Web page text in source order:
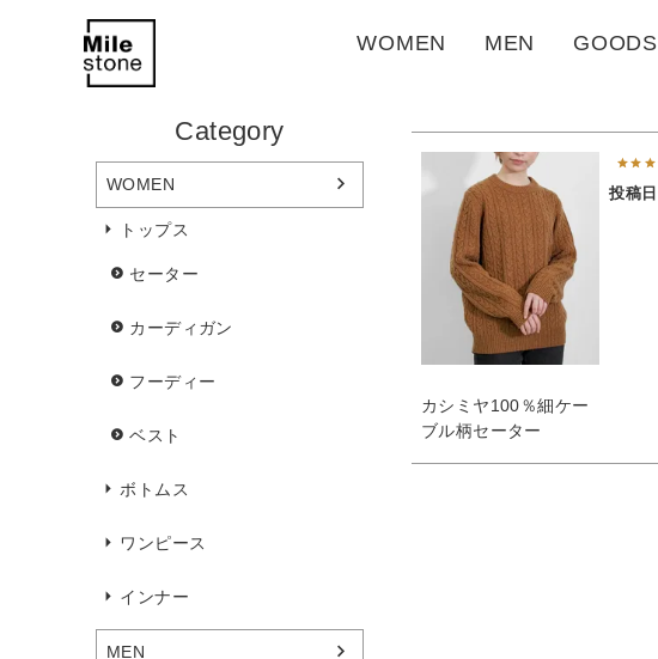
WOMEN MEN GOODS
Category
WOMEN
トップス
セーター
カーディガン
フーディー
ベスト
ボトムス
ワンピース
インナー
MEN
カシミヤ100％細ケー
ブル柄セーター
投稿日